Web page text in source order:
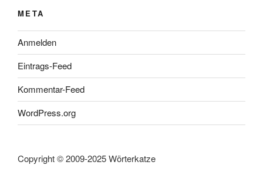
META
Anmelden
Eintrags-Feed
Kommentar-Feed
WordPress.org
Copyright © 2009-2025 Wörterkatze